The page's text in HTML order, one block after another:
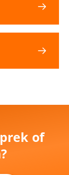
of